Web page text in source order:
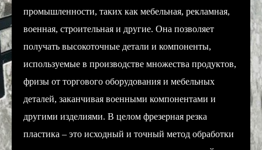
промышленности, таких как мебельная, рекламная,
военная, строительная и другие. Она позволяет
получать высокоточные детали и компоненты,
используемые в производстве множества продуктов,
фризы от торгового оборудования и мебельных
деталей, заканчивая военными компонентами и
другими изделиями. В целом фрезерная резка
пластика – это исходный и точный метод обработки